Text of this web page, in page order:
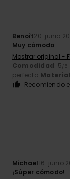
Benoît20. junio
Muy cómodo
Mostrar original -
Comodidad: 5/5
perfecta Material
Recomiendo
Michael16. junio
¡Súper cómodo!